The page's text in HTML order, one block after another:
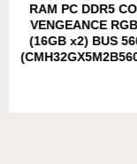
RAM PC DDR5
VENGEANCE
(16GB x2) BUS